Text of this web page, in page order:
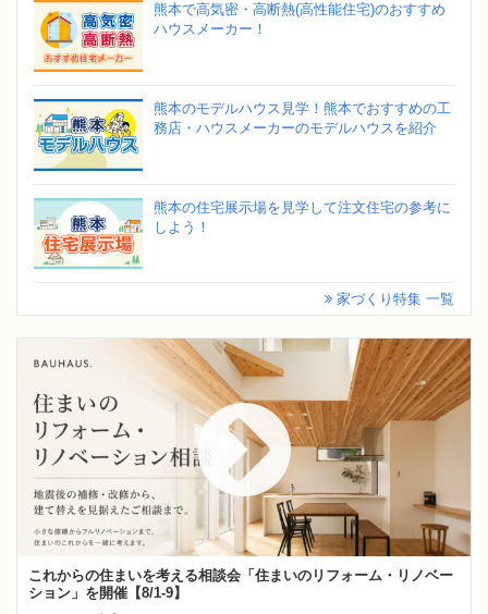
熊本で高気密・高断熱(高性能住宅)のおすすめ
ハウスメーカー！
熊本のモデルハウス見学！熊本でおすすめの工
務店・ハウスメーカーのモデルハウスを紹介
熊本の住宅展示場を見学して注文住宅の参考に
しよう！
家づくり特集 一覧
これからの住まいを考える相談会「住まいのリフォーム・リノベー
ション」を開催【8/1-9】